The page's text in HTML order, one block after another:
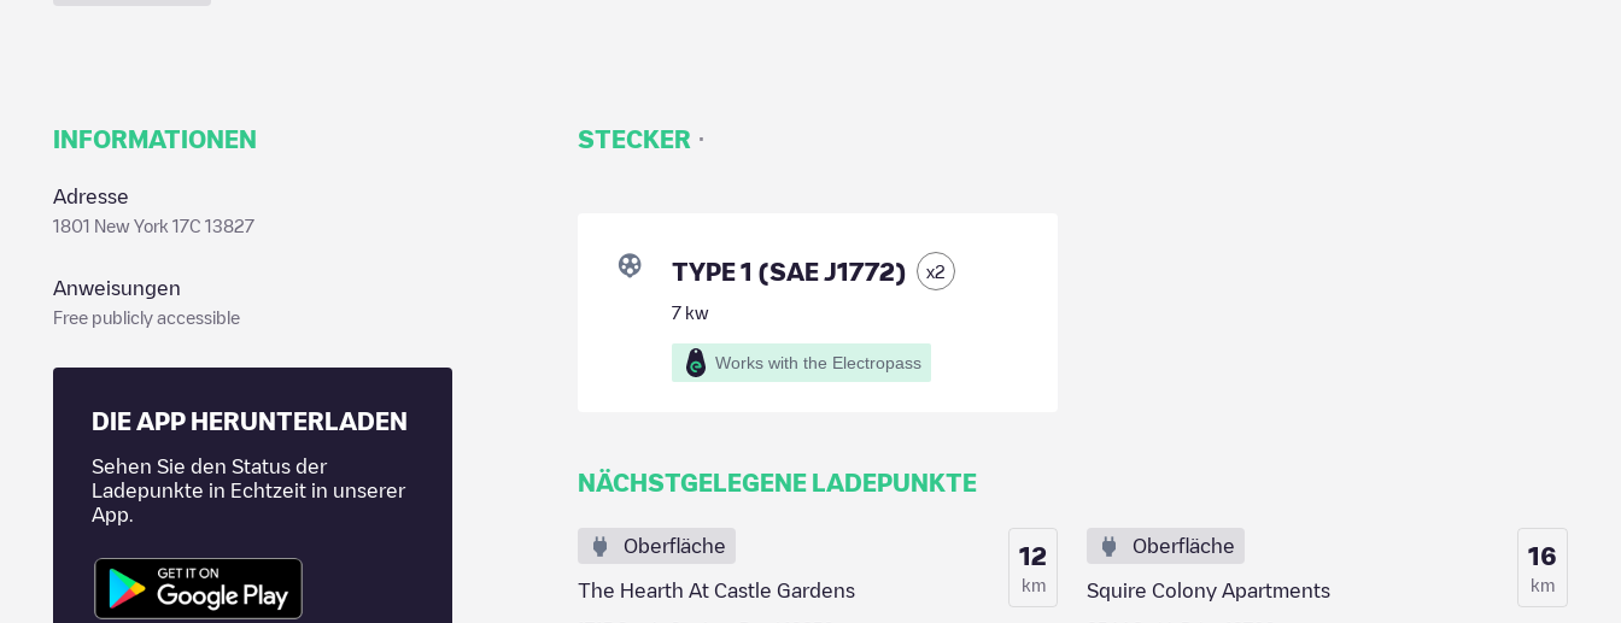
INFORMATIONEN
Adresse
1801 New York 17C 13827
Anweisungen
Free publicly accessible
DIE APP HERUNTERLADEN
Sehen Sie den Status der
Ladepunkte in Echtzeit in unserer
App.
STECKER ·
TYPE 1 (SAE J1772) x2
7kw
Works with the Electropass
NÄCHSTGELEGENE LADEPUNKTE
Oberfläche
The Hearth At Castle Gardens
12
km
Oberfläche
Squire Colony Apartments
16
km